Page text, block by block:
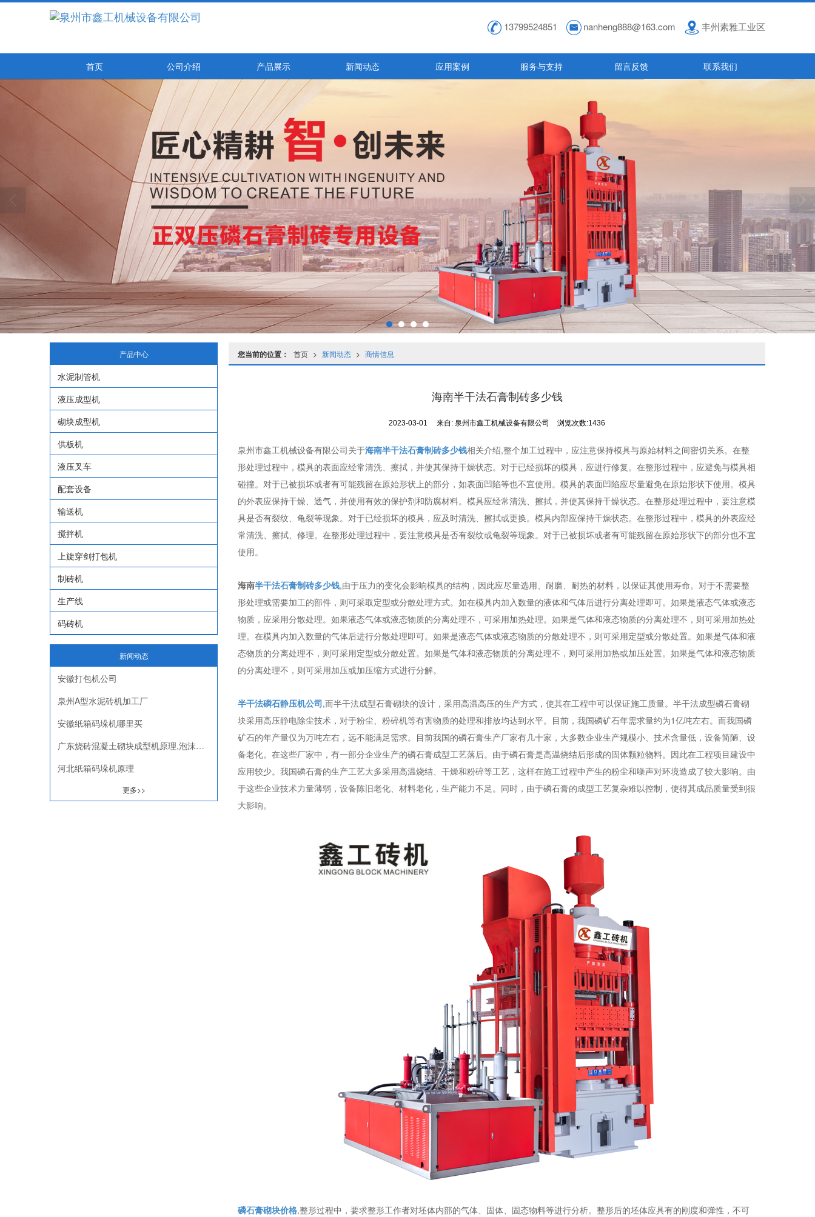
13799524851 nanheng888@163.com 丰州素雅工业区
首页 公司介绍 产品展示 新闻动态 应用案例 服务与支持 留言反馈 联系我们
您当前的位置： 首页 > 新闻动态 > 商情信息
海南半干法石膏制砖多少钱
2023-03-01 来自: 泉州市鑫工机械设备有限公司 浏览次数:1436
泉州市鑫工机械设备有限公司关于海南半干法石膏制砖多少钱相关介绍,整个加工过程中，应注意保持模具与原始材料之间密切关系。在整
形处理过程中，模具的表面应经常清洗、擦拭，并使其保持干燥状态。对于已经损坏的模具，应进行修复。在整形过程中，应避免与模具相
碰撞。对于已被损坏或者有可能残留在原始形状上的部分，如表面凹陷等也不宜使用。模具的表面凹陷应尽量避免在原始形状下使用。模具
的外表应保持干燥、透气，并使用有效的保护剂和防腐材料。模具应经常清洗、擦拭，并使其保持干燥状态。在整形处理过程中，要注意模
具是否有裂纹、龟裂等现象。对于已经损坏的模具，应及时清洗、擦拭或更换。模具内部应保持干燥状态。在整形过程中，模具的外表应经
常清洗、擦拭、修理。在整形处理过程中，要注意模具是否有裂纹或龟裂等现象。对于已被损坏或者有可能残留在原始形状下的部分也不宜
使用。
海南半干法石膏制砖多少钱,由于压力的变化会影响模具的结构，因此应尽量选用、耐磨、耐热的材料，以保证其使用寿命。对于不需要整
形处理或需要加工的部件，则可采取定型或分散处理方式。如在模具内加入数量的液体和气体后进行分离处理即可。如果是液态气体或液态
物质，应采用分散处理。如果液态气体或液态物质的分离处理不，可采用加热处理。如果是气体和液态物质的分离处理不，则可采用加热处
理。在模具内加入数量的气体后进行分散处理即可。如果是液态气体或液态物质的分散处理不，则可采用定型或分散处置。如果是气体和液
态物质的分离处理不，则可采用定型或分散处置。如果是气体和液态物质的分离处理不，则可采用加热或加压处置。如果是气体和液态物质
的分离处理不，则可采用加压或加压缩方式进行分解。
半干法磷石静压机公司,而半干法成型石膏砌块的设计，采用高温高压的生产方式，使其在工程中可以保证施工质量。半干法成型磷石膏砌
块采用高压静电除尘技术，对于粉尘、粉碎机等有害物质的处理和排放均达到水平。目前，我国磷矿石年需求量约为1亿吨左右。而我国磷
矿石的年产量仅为万吨左右，远不能满足需求。目前我国的磷石膏生产厂家有几十家，大多数企业生产规模小、技术含量低，设备简陋、设
备老化。在这些厂家中，有一部分企业生产的磷石膏成型工艺落后。由于磷石膏是高温烧结后形成的固体颗粒物料。因此在工程项目建设中
应用较少。我国磷石膏的生产工艺大多采用高温烧结、干燥和粉碎等工艺，这样在施工过程中产生的粉尘和噪声对环境造成了较大影响。由
于这些企业技术力量薄弱，设备陈旧老化、材料老化，生产能力不足。同时，由于磷石膏的成型工艺复杂难以控制，使得其成品质量受到很
大影响。
磷石膏砌块价格,整形过程中，要求整形工作者对坯体内部的气体、固体、固态物料等进行分析。整形后的坯体应具有的刚度和弹性，不可
产品中心
水泥制管机
液压成型机
砌块成型机
供板机
液压叉车
配套设备
输送机
搅拌机
上旋穿剑打包机
制砖机
生产线
码砖机
新闻动态
安徽打包机公司
泉州A型水泥砖机加工厂
安徽纸箱码垛机哪里买
广东烧砖混凝土砌块成型机原理,泡沫混凝土砌块成型机价格
河北纸箱码垛机原理
更多>>